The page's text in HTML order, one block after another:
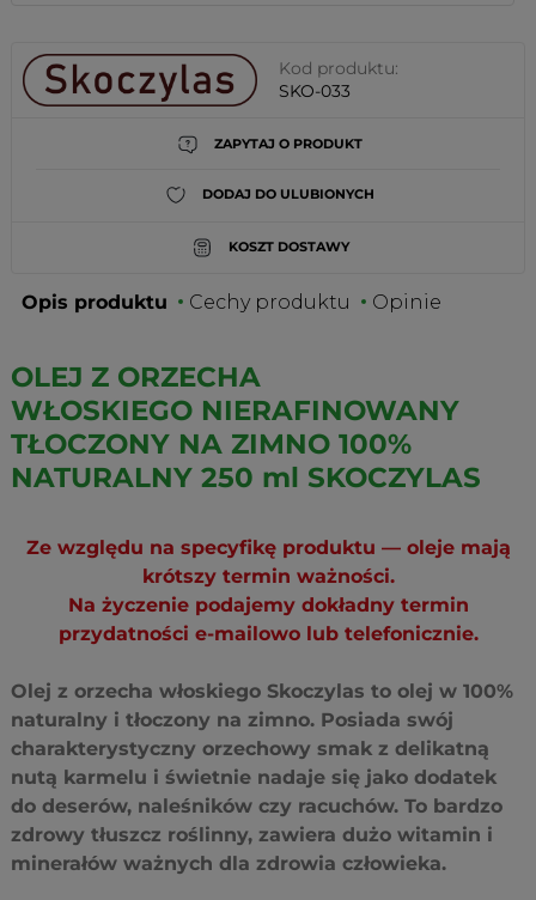
Kod produktu:
SKO-033
ZAPYTAJ O PRODUKT
DODAJ DO ULUBIONYCH
KOSZT DOSTAWY
Opis produktu Cechy produktu Opinie
OLEJ Z ORZECHA
WŁOSKIEGO NIERAFINOWANY
TŁOCZONY NA ZIMNO 100%
NATURALNY 250 ml SKOCZYLAS
Ze względu na specyfikę produktu — oleje mają
krótszy termin ważności.
Na życzenie podajemy dokładny termin
przydatności e-mailowo lub telefonicznie.
Olej z orzecha włoskiego Skoczylas to olej w 100%
naturalny i tłoczony na zimno. Posiada swój
charakterystyczny orzechowy smak z delikatną
nutą karmelu i świetnie nadaje się jako dodatek
do deserów, naleśników czy racuchów. To bardzo
zdrowy tłuszcz roślinny, zawiera dużo witamin i
minerałów ważnych dla zdrowia człowieka.